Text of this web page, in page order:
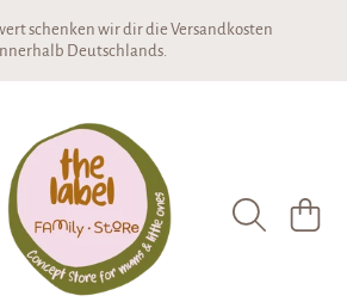
schenken wir dir die Versandkosten
Deutschlands.